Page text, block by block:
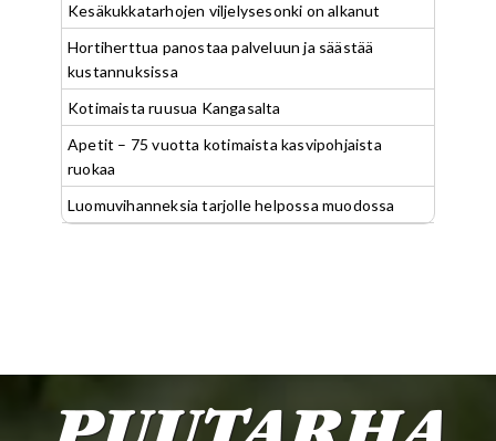
Kesäkukkatarhojen viljelysesonki on alkanut
Hortiherttua panostaa palveluun ja säästää
kustannuksissa
Kotimaista ruusua Kangasalta
Apetit – 75 vuotta kotimaista kasvipohjaista
ruokaa
Luomuvihanneksia tarjolle helpossa muodossa